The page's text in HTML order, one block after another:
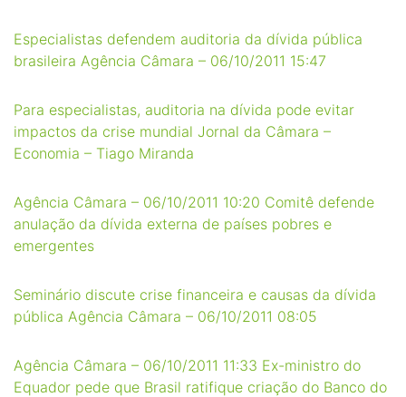
Especialistas defendem auditoria da dívida pública
brasileira Agência Câmara – 06/10/2011 15:47
Para especialistas, auditoria na dívida pode evitar
impactos da crise mundial Jornal da Câmara –
Economia – Tiago Miranda
Agência Câmara – 06/10/2011 10:20 Comitê defende
anulação da dívida externa de países pobres e
emergentes
Seminário discute crise financeira e causas da dívida
pública Agência Câmara – 06/10/2011 08:05
Agência Câmara – 06/10/2011 11:33 Ex-ministro do
Equador pede que Brasil ratifique criação do Banco do